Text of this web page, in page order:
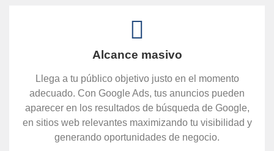
Alcance masivo
Llega a tu público objetivo justo en el momento
adecuado. Con Google Ads, tus anuncios pueden
aparecer en los resultados de búsqueda de Google,
en sitios web relevantes maximizando tu visibilidad y
generando oportunidades de negocio.